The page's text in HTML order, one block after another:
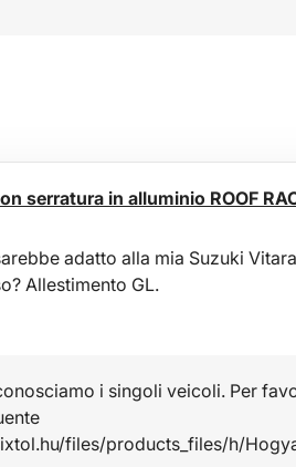
serratura in alluminio ROOF
adatto alla mia Suzuki
Allestimento GL.
i singoli veicoli. Per
files/products_files/h/